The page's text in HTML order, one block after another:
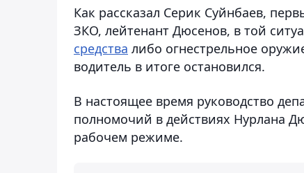
Как рассказал Серик Суйнбаев,
ЗКО, лейтенант Дюсенов, в той
средства либо огнестрельное
водитель в итоге остановился.
В настоящее время руководство
полномочий в действиях Нурлана
рабочем режиме.